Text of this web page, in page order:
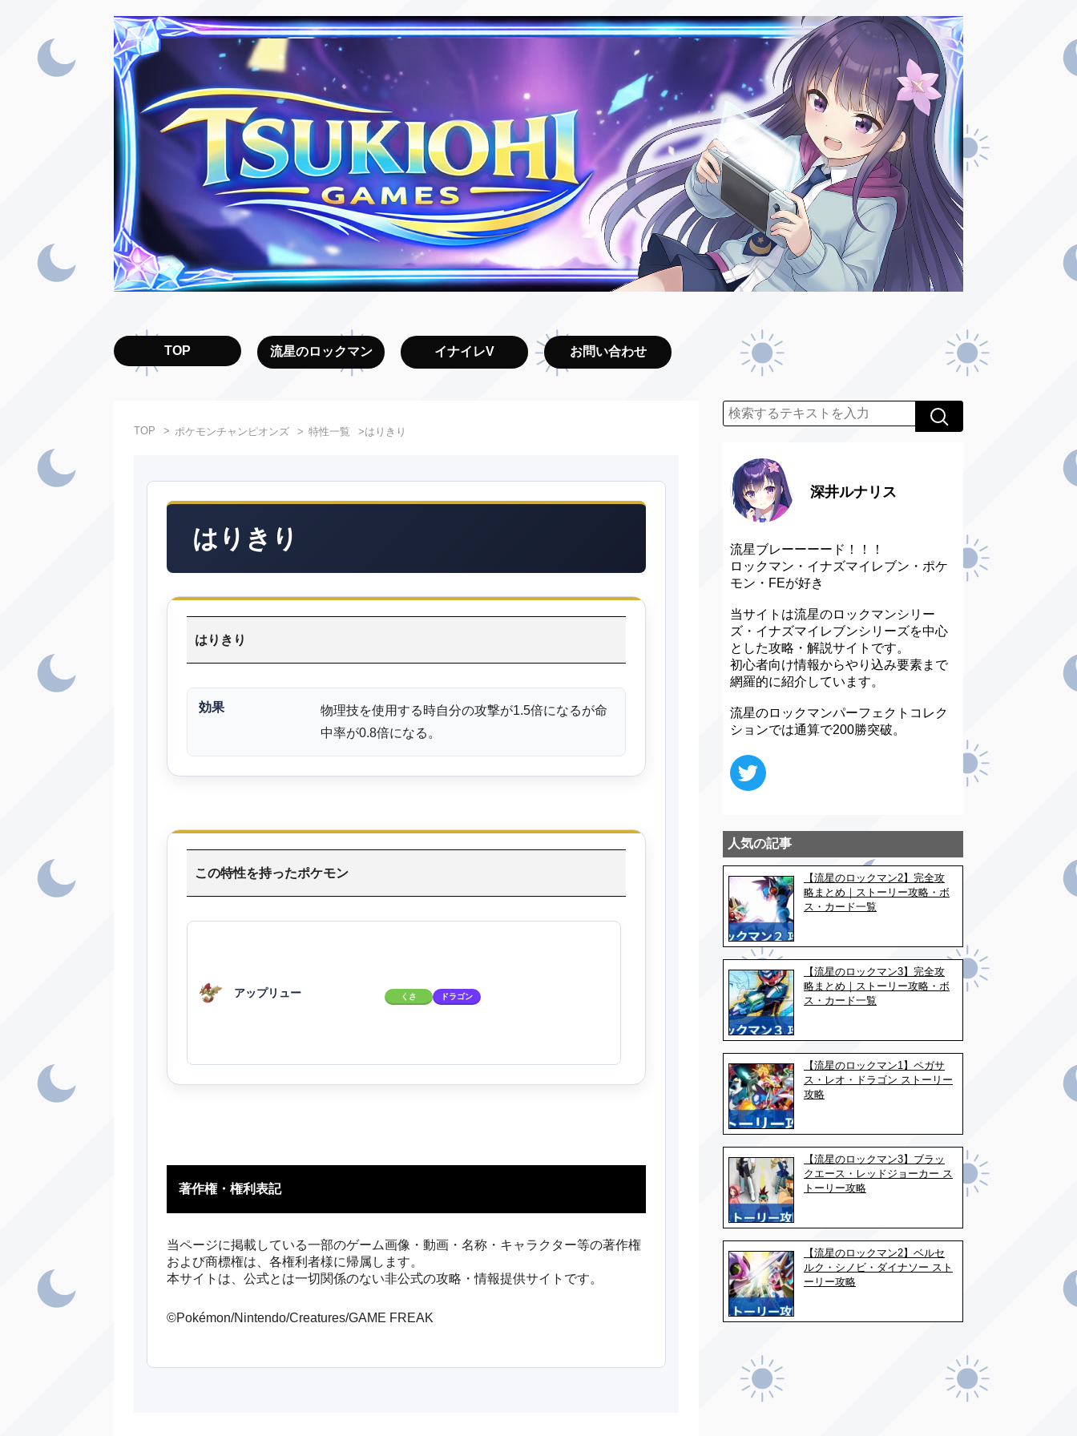
TOP 流星のロックマン イナイレV お問い合わせ
TOP ポケモンチャンピオンズ 特性一覧 はりきり
はりきり
はりきり
効果
物理技を使用する時自分の攻撃が1.5倍になるが命
中率が0.8倍になる。
この特性を持ったポケモン
アップリュー くさ ドラゴン
著作権・権利表記
当ページに掲載している一部のゲーム画像・動画・名称・キャラクター等の著作権
および商標権は、各権利者様に帰属します。
本サイトは、公式とは一切関係のない非公式の攻略・情報提供サイトです。
©Pokémon/Nintendo/Creatures/GAME FREAK
深井ルナリス
流星ブレーーーード！！！
ロックマン・イナズマイレブン・ポケ
モン・FEが好き
当サイトは流星のロックマンシリー
ズ・イナズマイレブンシリーズを中心
とした攻略・解説サイトです。
初心者向け情報からやり込み要素まで
網羅的に紹介しています。
流星のロックマンパーフェクトコレク
ションでは通算で200勝突破。
人気の記事
【流星のロックマン2】完全攻
略まとめ｜ストーリー攻略・ボ
ス・カード一覧
【流星のロックマン3】完全攻
略まとめ｜ストーリー攻略・ボ
ス・カード一覧
【流星のロックマン1】ペガサ
ス・レオ・ドラゴン ストーリー
攻略
【流星のロックマン3】ブラッ
クエース・レッドジョーカー ス
トーリー攻略
【流星のロックマン2】ベルセ
ルク・シノビ・ダイナソー スト
ーリー攻略